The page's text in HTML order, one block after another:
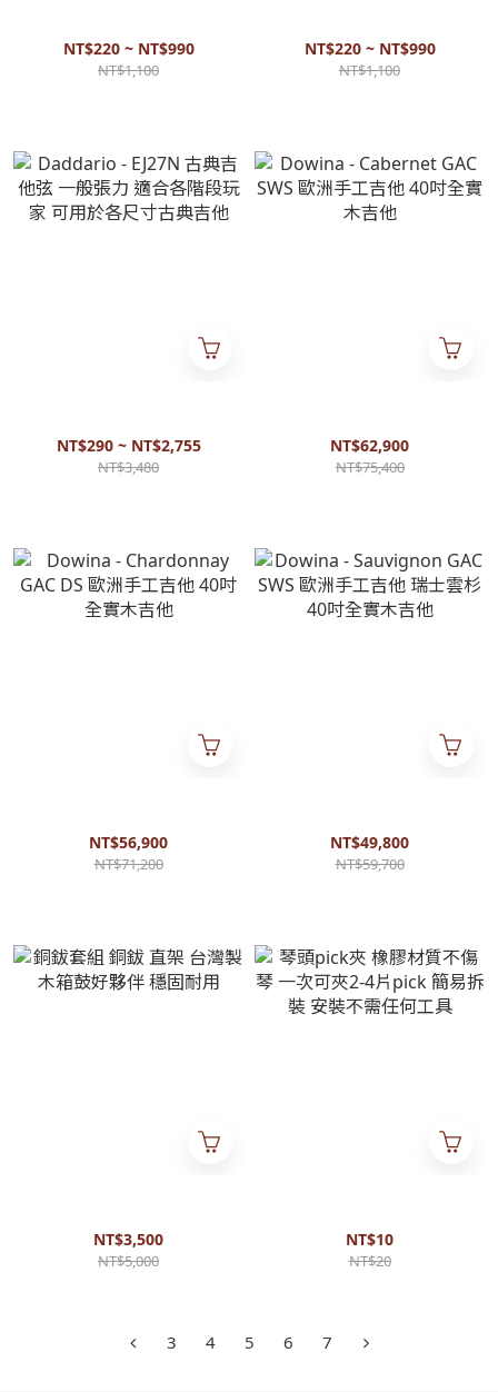
於全尺寸烏克麗麗
NT$220 ~ NT$990
NT$1,100
於23、21吋烏克麗麗
NT$220 ~ NT$990
NT$1,100
於各尺寸古典吉他
NT$290 ~ NT$2,755
NT$3,480
NT$62,900
NT$75,400
NT$56,900
NT$71,200
實木吉他
NT$49,800
NT$59,700
NT$3,500
NT$5,000
裝不需任何工具
NT$10
NT$20
3 4 5 6 7